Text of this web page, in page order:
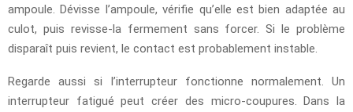
ampoule. Dévisse l’ampoule, vérifie qu’elle est bien adaptée au
culot, puis revisse-la fermement sans forcer. Si le problème
disparaît puis revient, le contact est probablement instable.
Regarde aussi si l’interrupteur fonctionne normalement. Un
interrupteur fatigué peut créer des micro-coupures. Dans la